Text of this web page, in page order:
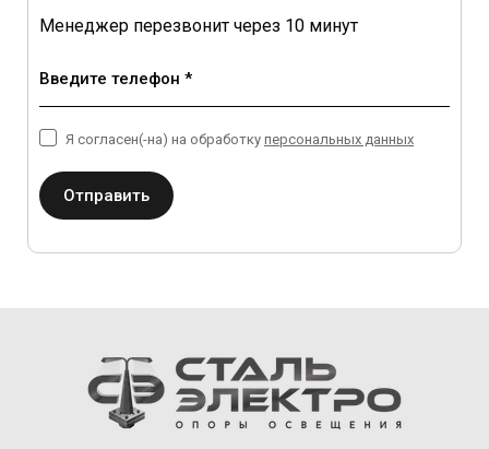
Менеджер перезвонит через 10 минут
Введите телефон *
Отправить
Я согласен(-на) на обработку персональных данных